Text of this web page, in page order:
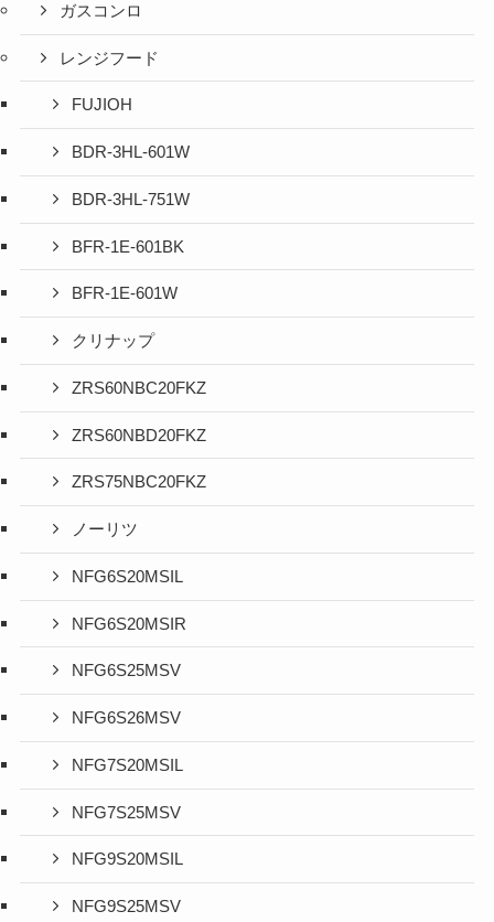
ガスコンロ
レンジフード
FUJIOH
BDR-3HL-601W
BDR-3HL-751W
BFR-1E-601BK
BFR-1E-601W
クリナップ
ZRS60NBC20FKZ
ZRS60NBD20FKZ
ZRS75NBC20FKZ
ノーリツ
NFG6S20MSIL
NFG6S20MSIR
NFG6S25MSV
NFG6S26MSV
NFG7S20MSIL
NFG7S25MSV
NFG9S20MSIL
NFG9S25MSV